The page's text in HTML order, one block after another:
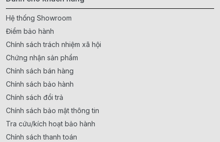
Hệ thống Showroom
Điểm bảo hành
Chính sách trách nhiệm xã hội
Chứng nhận sản phẩm
Chính sách bán hàng
Chính sách bảo hành
Chính sách đổi trả
Chính sách bảo mật thông tin
Tra cứu/kích hoạt bảo hành
Chính sách thanh toán